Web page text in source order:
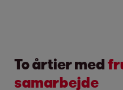
To årtier med
samarbejde